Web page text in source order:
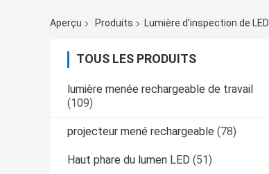
Aperçu Produits Lumière d'inspection de LED
TOUS LES PRODUITS
lumière menée rechargeable de travail
(109)
projecteur mené rechargeable (78)
Haut phare du lumen LED (51)